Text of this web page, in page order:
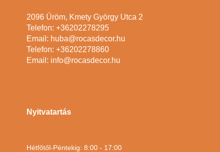
2096 Üröm, Kmety György Utca 2
Telefon: +36202278295
Email: huba@rocasdecor.hu
Telefon: +36202278860
Email: info@rocasdecor.hu
Nyitvatartás
Hétfőtől-Péntekig: 8:00 - 17:00